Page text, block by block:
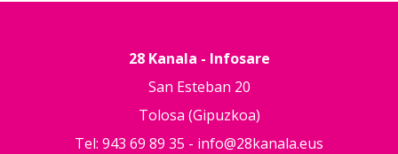
28 Kanala - Infosare
San Esteban 20
Tolosa (Gipuzkoa)
Tel: 943 69 89 35 - info@28kanala.eus